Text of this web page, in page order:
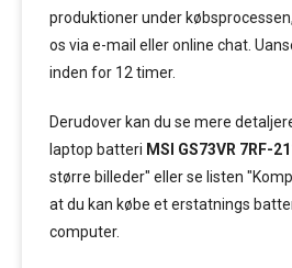
produktioner under
os via e-mail eller online chat.
inden for 12 timer.
Derudover kan du se mere
laptop batteri MSI GS73VR 7RF-
større billeder" eller se listen
at du kan købe et erstatnings
computer.